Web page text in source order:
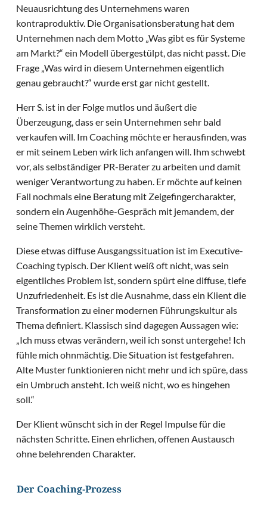
Neuausrichtung des Unternehmens waren
kontraproduktiv. Die Organisationsberatung hat dem
Unternehmen nach dem Motto „Was gibt es für Systeme
am Markt?“ ein Modell übergestülpt, das nicht passt. Die
Frage „Was wird in diesem Unternehmen eigentlich
genau gebraucht?“ wurde erst gar nicht gestellt.
Herr S. ist in der Folge mutlos und äußert die
Überzeugung, dass er sein Unternehmen sehr bald
verkaufen will. Im Coaching möchte er herausfinden, was
er mit seinem Leben wirk lich anfangen will. Ihm schwebt
vor, als selbständiger PR-Berater zu arbeiten und damit
weniger Verantwortung zu haben. Er möchte auf keinen
Fall nochmals eine Beratung mit Zeigefingercharakter,
sondern ein Augenhöhe-Gespräch mit jemandem, der
seine Themen wirklich versteht.
Diese etwas diffuse Ausgangssituation ist im Executive-
Coaching typisch. Der Klient weiß oft nicht, was sein
eigentliches Problem ist, sondern spürt eine diffuse, tiefe
Unzufriedenheit. Es ist die Ausnahme, dass ein Klient die
Transformation zu einer modernen Führungskultur als
Thema definiert. Klassisch sind dagegen Aussagen wie:
„Ich muss etwas verändern, weil ich sonst untergehe! Ich
fühle mich ohnmächtig. Die Situation ist festgefahren.
Alte Muster funktionieren nicht mehr und ich spüre, dass
ein Umbruch ansteht. Ich weiß nicht, wo es hingehen
soll.“
Der Klient wünscht sich in der Regel Impulse für die
nächsten Schritte. Einen ehrlichen, offenen Austausch
ohne belehrenden Charakter.
Der Coaching-Prozess